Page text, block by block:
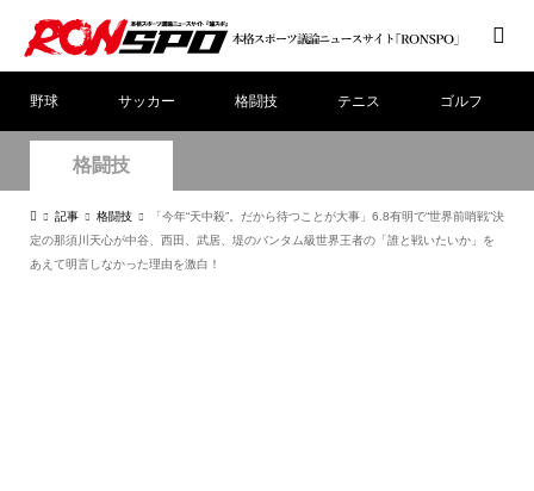
野球 サッカー 格闘技 テニス ゴルフ
格闘技
記事 格闘技
「今年“天中殺”。だから待つことが大事」6.8有明で“世界前哨戦”決
定の那須川天心が中谷、西田、武居、堤のバンタム級世界王者の「誰と戦いたいか」を
あえて明言しなかった理由を激白！